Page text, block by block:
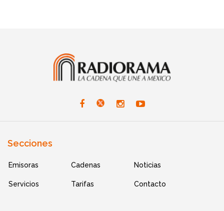
Secciones
Emisoras Cadenas Noticias
Servicios Tarifas Contacto